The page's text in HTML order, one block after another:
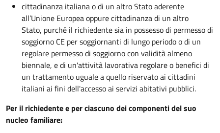
cittadinanza italiana o di un altro Stato aderente
all’Unione Europea oppure cittadinanza di un altro
Stato, purché il richiedente sia in possesso di permesso di
soggiorno CE per soggiornanti di lungo periodo o di un
regolare permesso di soggiorno con validità almeno
biennale, e di un'attività lavorativa regolare o benefici di
un trattamento uguale a quello riservato ai cittadini
italiani ai fini dell'accesso ai servizi abitativi pubblici.
Per il richiedente e per ciascuno dei componenti del suo
nucleo familiare: